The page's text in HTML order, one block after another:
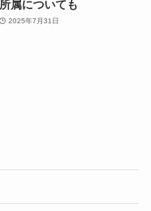
所属についても
2025年7月31日